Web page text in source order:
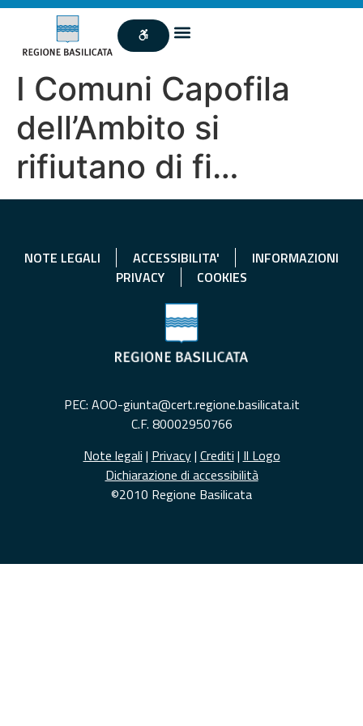
I Comuni Capofila
dell’Ambito si
rifiutano di fi…
NOTE LEGALI ACCESSIBILITA'
INFORMAZIONI
PRIVACY
COOKIES
PEC: AOO-giunta@cert.regione.basilicata.it
C.F. 80002950766
Note legali | Privacy| Crediti | Il Logo
Dichiarazione di accessibilità
©2010 Regione Basilicata